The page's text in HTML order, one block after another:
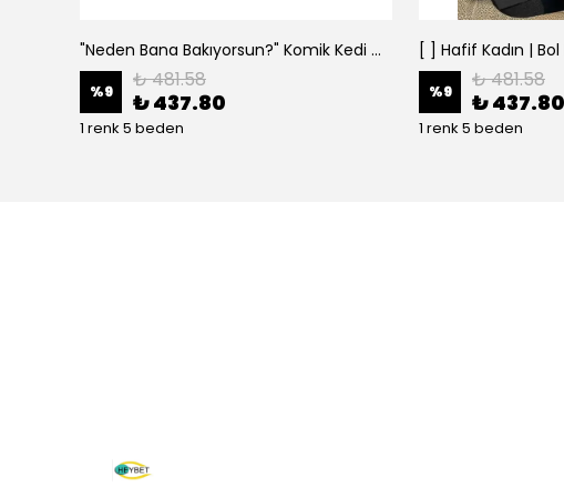
"Neden Bana Bakıyorsun?" Komik Kedi Grafik Tişört - Dijital Baskılı Siyah Bol - Siyah
%9 ₺ 481.58
₺ 437.80
1 renk 5 beden
%9 ₺ 481.58
₺ 437.80
1 renk 5 beden